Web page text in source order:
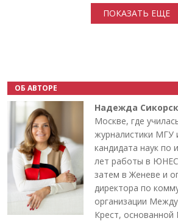
ПОКАЗАТЬ ЕЩЕ
ОБ АВТОРЕ
Надежда
Москве, где
журналистики МГУ
кандидата наук по
лет работы в
затем в Женеве и
директора по
организации
Крест,